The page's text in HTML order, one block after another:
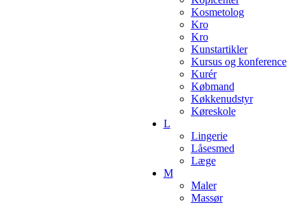
Kosmetolog
Kro
Kro
Kunstartikler
Kursus og konference
Kurér
Købmand
Køkkenudstyr
Køreskole
L
Lingerie
Låsesmed
Læge
M
Maler
Massør